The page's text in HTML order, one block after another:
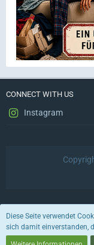
CONNECT WITH US
Instagram
Datenschutzerklärung
Diese Seite verwendet
sich damit einverstanden,